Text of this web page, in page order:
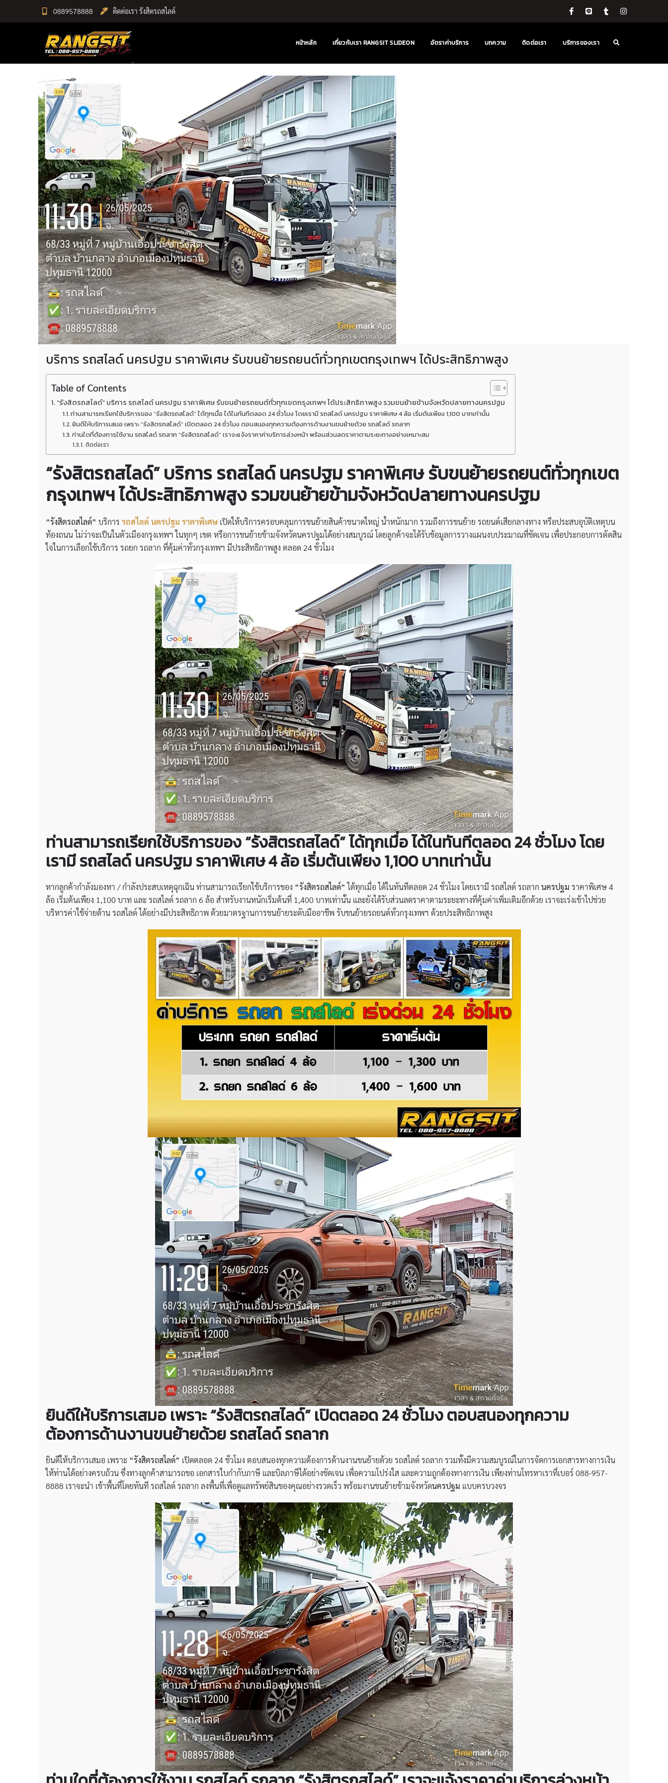
0889578888 ติดต่อเรา รังสิตรถสไลด์
หน้าหลัก เกี่ยวกับเรา RANGSIT SLIDEON อัตราค่าบริการ บทความ ติดต่อเรา บริการของเรา
บริการ รถสไลด์ นครปฐม ราคาพิเศษ รับขนย้ายรถยนต์ทั่วทุกเขตกรุงเทพฯ ได้ประสิทธิภาพสูง
Table of Contents
“รังสิตรถสไลด์” บริการ รถสไลด์ นครปฐม ราคาพิเศษ รับขนย้ายรถยนต์ทั่วทุกเขตกรุงเทพฯ ได้ประสิทธิภาพสูง รวมขนย้ายข้ามจังหวัดปลายทางนครปฐม
ท่านสามารถเรียกใช้บริการของ “รังสิตรถสไลด์” ได้ทุกเมื่อ ได้ในทันทีตลอด 24 ชั่วโมง โดยเรามี รถสไลด์ นครปฐม ราคาพิเศษ 4 ล้อ เริ่มต้นเพียง 1,100 บาทเท่านั้น
ยินดีให้บริการเสมอ เพราะ “รังสิตรถสไลด์” เปิดตลอด 24 ชั่วโมง ตอบสนองทุกความต้องการด้านงานขนย้ายด้วย รถสไลด์ รถลาก
ท่านใดที่ต้องการใช้งาน รถสไลด์ รถลาก “รังสิตรถสไลด์” เราจะแจ้งราคาค่าบริการล่วงหน้า พร้อมส่วนลดราคาตามระยะทางอย่างเหมาะสม
ติดต่อเรา
“รังสิตรถสไลด์” บริการรถสไลด์ นครปฐม ราคาพิเศษรับขนย้ายรถยนต์ทั่วทุกเขต
กรุงเทพฯ ได้ประสิทธิภาพสูง รวมขนย้ายข้ามจังหวัดปลายทางนครปฐม
“รังสิตรถสไลด์” บริการ รถสไลด์ นครปฐม ราคาพิเศษเปิดให้บริการครอบคลุมการขนย้ายสินค้าขนาดใหญ่ น้ำหนักมาก รวมถึงการขนย้าย รถยนต์เสียกลางทาง หรือประสบอุบัติเหตุบน
ท้องถนน ไม่ว่าจะเป็นในตัวเมืองกรุงเทพฯ ในทุกๆ เขต หรือการขนย้ายข้ามจังหวัดนครปฐมได้อย่างสมบูรณ์ โดยลูกค้าจะได้รับข้อมูลการวางแผนงบประมาณที่ชัดเจน เพื่อประกอบการตัดสิน
ใจในการเลือกใช้บริการ รถยก รถลาก ที่คุ้มค่าทั่วกรุงเทพฯ มีประสิทธิภาพสูง ตลอด 24 ชั่วโมง
ท่านสามารถเรียกใช้บริการของ “รังสิตรถสไลด์” ได้ทุกเมื่อ ได้ในทันทีตลอด 24 ชั่วโมง โดย
เรามีรถสไลด์ นครปฐม ราคาพิเศษ4 ล้อ เริ่มต้นเพียง 1,100 บาทเท่านั้น
หากลูกค้ากำลังมองหา / กำลังประสบเหตุฉุกเฉิน ท่านสามารถเรียกใช้บริการของ “รังสิตรถสไลด์” ได้ทุกเมื่อ ได้ในทันทีตลอด 24 ชั่วโมง โดยเรามี รถสไลด์ รถลาก นครปฐม ราคาพิเศษ 4
ล้อ เริ่มต้นเพียง 1,100 บาท และ รถสไลด์ รถลาก 6 ล้อ สำหรับงานหนักเริ่มต้นที่ 1,400 บาทเท่านั้น และยังได้รับส่วนลดราคาตามระยะทางที่คุ้มค่าเพิ่มเติมอีกด้วย เราจะเร่งเข้าไปช่วย
บริหารค่าใช้จ่ายด้าน รถสไลด์ ได้อย่างมีประสิทธิภาพ ด้วยมาตรฐานการขนย้ายระดับมืออาชีพ รับขนย้ายรถยนต์ทั่วกรุงเทพฯ ด้วยประสิทธิภาพสูง
ยินดีให้บริการเสมอ เพราะ “รังสิตรถสไลด์” เปิดตลอด 24 ชั่วโมง ตอบสนองทุกความ
ต้องการด้านงานขนย้ายด้วย รถสไลด์ รถลาก
ยินดีให้บริการเสมอ เพราะ “รังสิตรถสไลด์” เปิดตลอด 24 ชั่วโมง ตอบสนองทุกความต้องการด้านงานขนย้ายด้วย รถสไลด์ รถลาก รวมทั้งมีความสมบูรณ์ในการจัดการเอกสารทางการเงิน
ให้ท่านได้อย่างครบถ้วน ซึ่งทางลูกค้าสามารถขอ เอกสารใบกำกับภาษี และบิลภาษีได้อย่างชัดเจน เพื่อความโปร่งใส และความถูกต้องทางการเงิน เพียงท่านโทรหาเราที่เบอร์ 088-957-
8888 เราจะนำ เข้าพื้นที่โดยทันที รถสไลด์ รถลาก ลงพื้นที่เพื่อดูแลทรัพย์สินของคุณอย่างรวดเร็ว พร้อมงานขนย้ายข้ามจังหวัดนครปฐม แบบครบวงจร